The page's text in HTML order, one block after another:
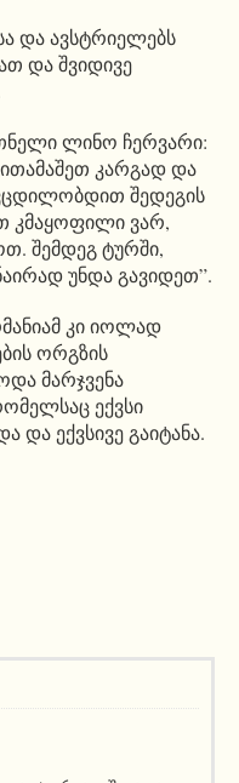
და ავსტრიელებს
და შვიდივე
ლინო ჩერვარი:
კარგად და
შედეგის
კმაყოფილი ვარ,
შემდეგ ტურში,
უნდა გავიდეთ”.
კი იოლად
ორგზის
მარჯვენა
ექვსი
ექვსივე გაიტანა.